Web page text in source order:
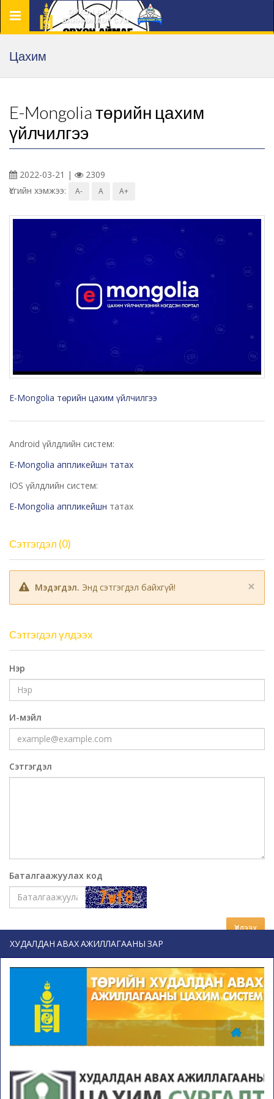
Цэс
Цахим
E-Mongolia төрийн цахим
үйлчилгээ
2022-03-21 |
2309
Үсгийн хэмжээ:
A- A A+
E-Mongolia төрийн цахим үйлчилгээ
Android үйлдлийн систем:
E-Mongolia аппликейшн татах
IOS үйлдлийн систем:
E-Mongolia аппликейшн татах
Сэтгэгдэл (0)
×
Мэдэгдэл. Энд сэтгэгдэл байхгүй!
Сэтгэгдэл үлдээх
Нэр
И-мэйл
Сэтгэгдэл
Баталгаажуулах код
Үлдээх
ХУДАЛДАН АВАХ АЖИЛЛАГААНЫ ЗАР